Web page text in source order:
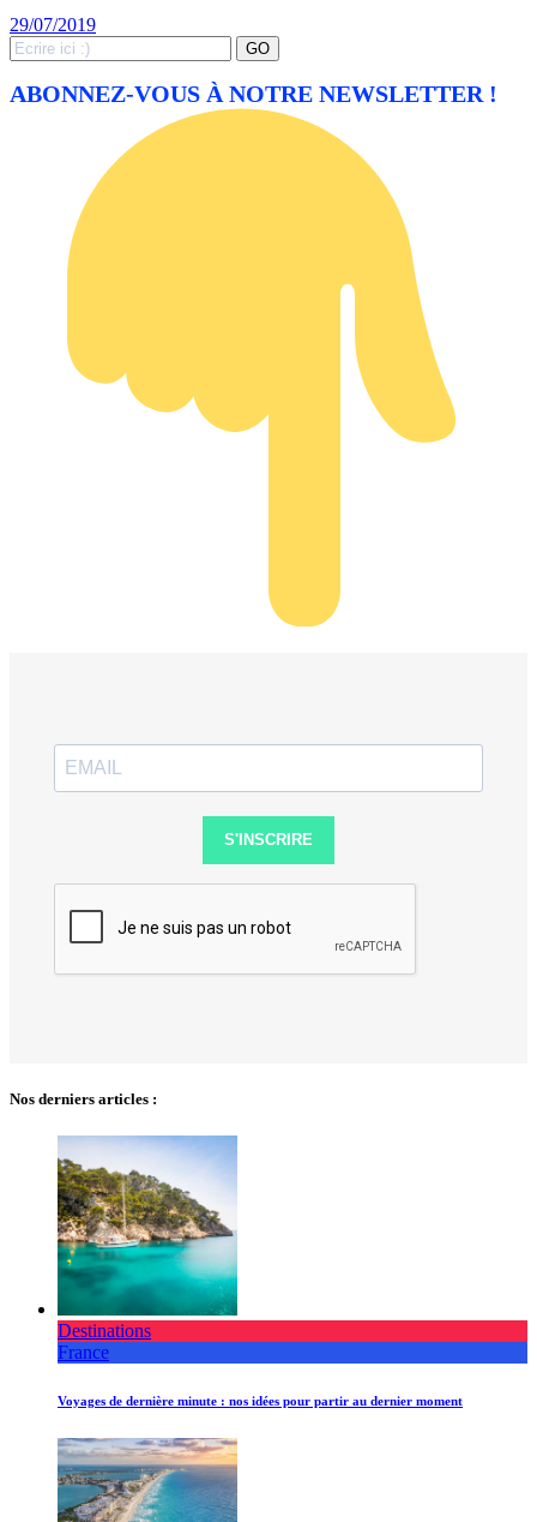
29/07/2019
Search
for:
GO
ABONNEZ-VOUS À NOTRE NEWSLETTER !
S'INSCRIRE
Nos derniers articles :
Destinations
France
Voyages de dernière minute : nos idées pour partir au dernier moment